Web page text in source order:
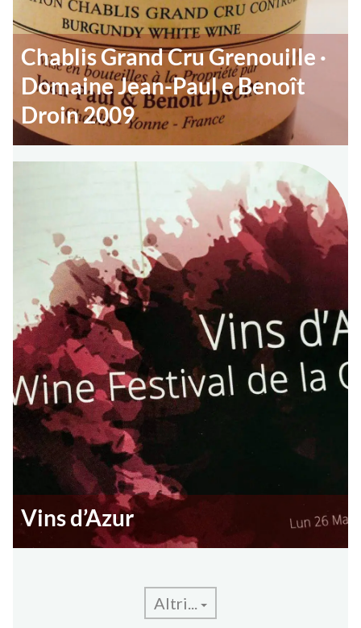
Chablis Grand Cru Grenouille ·
Domaine Jean-Paul e Benoît
Droin 2009
Vins d’Azur
Altri...